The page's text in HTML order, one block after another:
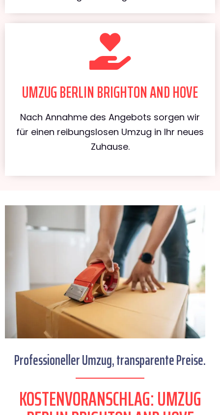
UMZUG BERLIN BRIGHTON AND HOVE
Nach Annahme des Angebots sorgen wir
für einen reibungslosen Umzug in Ihr neues
Zuhause.
Professioneller Umzug, transparente Preise.
KOSTENVORANSCHLAG: UMZUG